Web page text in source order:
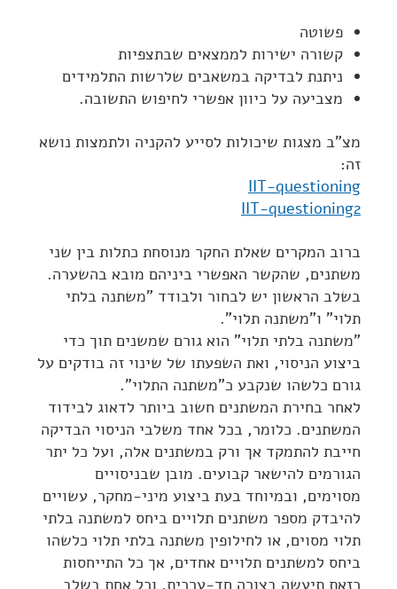
פשוטה
קשורה ישירות לממצאים שבתצפיות
ניתנת לבדיקה במשאבים שלרשות התלמידים
מצביעה על כיוון אפשרי לחיפוש התשובה.
מצ"ב מצגות שיכולות לסייע להקניה ולתמצות נושא
זה:
IIT-questioning
IIT-questioning2
ברוב המקרים שאלת החקר מנוסחת כתלות בין שני
משתנים, שהקשר האפשרי ביניהם מובא בהשערה.
בשלב הראשון יש לבחור ולבודד "משתנה בלתי
תלוי" ו"משתנה תלוי".
"משתנה בלתי תלוי" הוא גורם שמשנים תוך כדי
ביצוע הניסוי, ואת השפעתו של שינוי זה בודקים על
גורם כלשהו שנקבע כ"משתנה התלוי".
לאחר בחירת המשתנים חשוב ביותר לדאוג לבידוד
המשתנים. כלומר, בכל אחד משלבי הניסוי הבדיקה
חייבת להתמקד אך ורק במשתנים אלה, ועל כל יתר
הגורמים להישאר קבועים. מובן שבניסויים
מסוימים, ובמיוחד בעת ביצוע מיני-מחקר, עשויים
להיבדק מספר משתנים תלויים ביחס למשתנה בלתי
תלוי מסוים, או לחילופין משתנה בלתי תלוי כלשהו
ביחס למשתנים תלויים אחדים, אך כל התייחסות
כזאת תיעשה בצורה חד-ערכית, וכל אחת בשלב